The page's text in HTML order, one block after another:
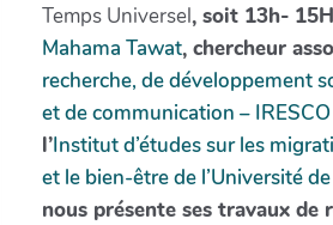
Temps Universel, soit 13h-
Mahama Tawat, chercheur
recherche, de développement
et de communication –
l’Institut d’études sur les
et le bien-être de l’Université
nous présente ses travaux de